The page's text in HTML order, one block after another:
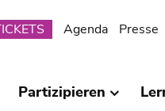
Agenda Presse
Partizipieren